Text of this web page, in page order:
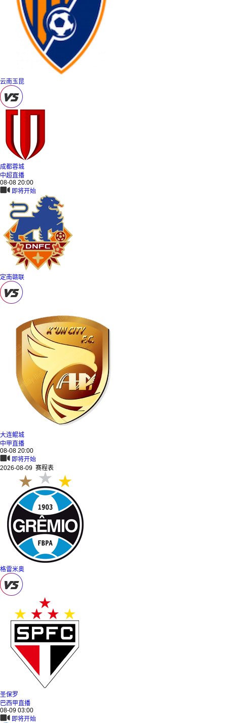
云南玉昆
成都蓉城
中超直播
08-08 20:00
即将开始
定南赣联
大连鲲城
中甲直播
08-08 20:00
即将开始
2026-08-09 赛程表
格雷米奥
圣保罗
巴西甲直播
08-09 03:00
即将开始